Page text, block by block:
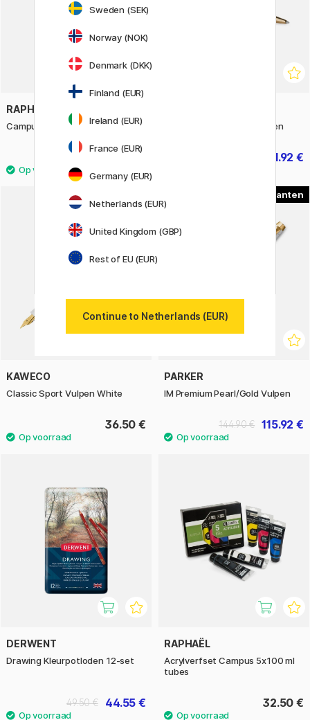
RAPHAËL
Campus Watercolor Travel Box
18.81 €
20.90 €
Sonnet Mistral Silver Balpen
391.92 €
KAWECO
Classic Sport Vulpen White
36.50 €
PARKER
IM Premium Pearl/Gold Vulpen
115.92 €
144.90 €
DERWENT
Drawing Kleurpotloden 12-set
44.55 €
49.50 €
RAPHAËL
Acrylverfset Campus 5x100 ml
tubes
32.50 €
Sweden (SEK)
Norway (NOK)
Denmark (DKK)
Finland (EUR)
Ireland (EUR)
France (EUR)
Germany (EUR)
Netherlands (EUR)
United Kingdom (GBP)
Rest of EU (EUR)
Continue to Netherlands (EUR)